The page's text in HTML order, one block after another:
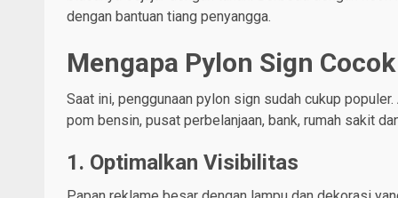
dengan bantuan tiang penyangga.
Mengapa Pylon Sign
Saat ini, penggunaan pylon sign sudah cukup
pom bensin, pusat perbelanjaan, bank, rumah sakit
1. Optimalkan Visibilitas